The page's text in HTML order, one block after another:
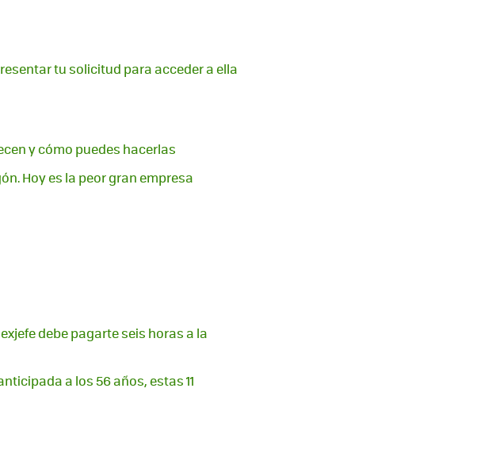
tu solicitud para acceder a ella
y cómo puedes hacerlas
Hoy es la peor gran empresa
debe pagarte seis horas a la
a los 56 años, estas 11